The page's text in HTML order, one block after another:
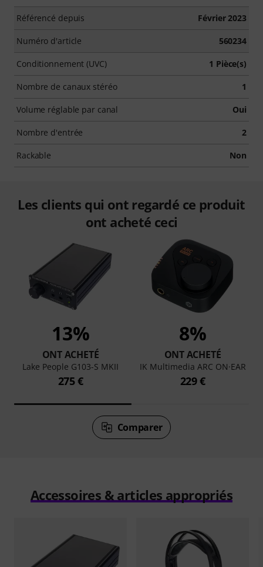
Référencé depuis Février 2023
Numéro d'article 560234
Conditionnement (UVC) 1 Pièce(s)
Nombre de canaux stéréo 1
Volume réglable par canal Oui
Nombre d'entrée 2
Rackable Non
Les clients qui ont regardé ce produit
ont acheté ceci
13%
ONT ACHETÉ
Lake People G103-S MKII
275 €
8%
ONT ACHETÉ
IK Multimedia ARC ON·EAR
229 €
Comparer
Accessoires & articles appropriés